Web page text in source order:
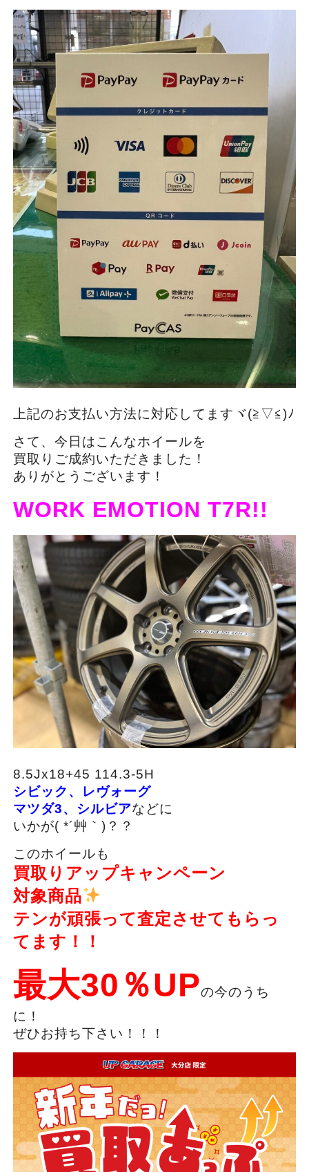
上記のお支払い方法に対応してますヾ(≧▽≦)ﾉ
さて、今日はこんなホイールを
買取りご成約いただきました！
ありがとうございます！
WORK EMOTION T7R!!
8.5Jx18+45 114.3-5H
シビック、レヴォーグ
マツダ3、シルビアなどに
いかが( *´艸｀)？？
このホイールも
買取りアップキャンペーン
対象商品
テンが頑張って査定させてもらっ
てます！！
最大30％UPの今のうち
に！
ぜひお持ち下さい！！！